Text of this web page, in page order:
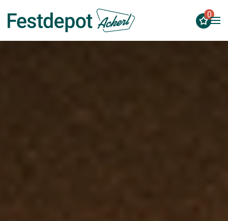
Zum Hauptinhalt springen
0